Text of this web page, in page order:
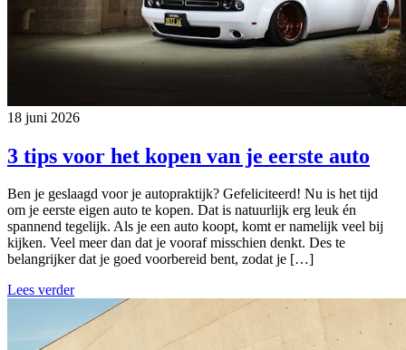
18 juni 2026
3 tips voor het kopen van je eerste auto
Ben je geslaagd voor je autopraktijk? Gefeliciteerd! Nu is het tijd
om je eerste eigen auto te kopen. Dat is natuurlijk erg leuk én
spannend tegelijk. Als je een auto koopt, komt er namelijk veel bij
kijken. Veel meer dan dat je vooraf misschien denkt. Des te
belangrijker dat je goed voorbereid bent, zodat je […]
Lees verder